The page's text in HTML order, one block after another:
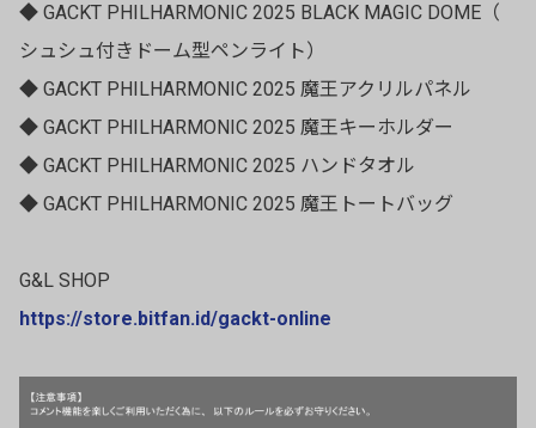
◆ GACKT PHILHARMONIC 2025 BLACK MAGIC DOME（
シュシュ付きドーム型ペンライト）
◆ GACKT PHILHARMONIC 2025 魔王アクリルパネル
◆ GACKT PHILHARMONIC 2025 魔王キーホルダー
◆ GACKT PHILHARMONIC 2025 ハンドタオル
◆ GACKT PHILHARMONIC 2025 魔王トートバッグ
G&L SHOP
https://store.bitfan.id/gackt-online